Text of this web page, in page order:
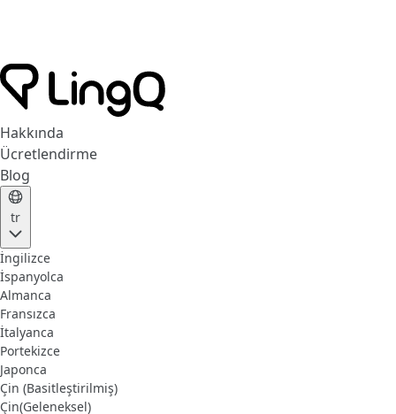
Hakkında
Ücretlendirme
Blog
tr
İngilizce
İspanyolca
Almanca
Fransızca
İtalyanca
Portekizce
Japonca
Çin (Basitleştirilmiş)
Çin(Geleneksel)